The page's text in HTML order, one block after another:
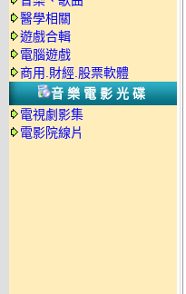
醫學相關
遊戲合輯
電腦遊戲
商用.財經.股票軟體
音樂電影光碟
電視劇影集
電影院線片